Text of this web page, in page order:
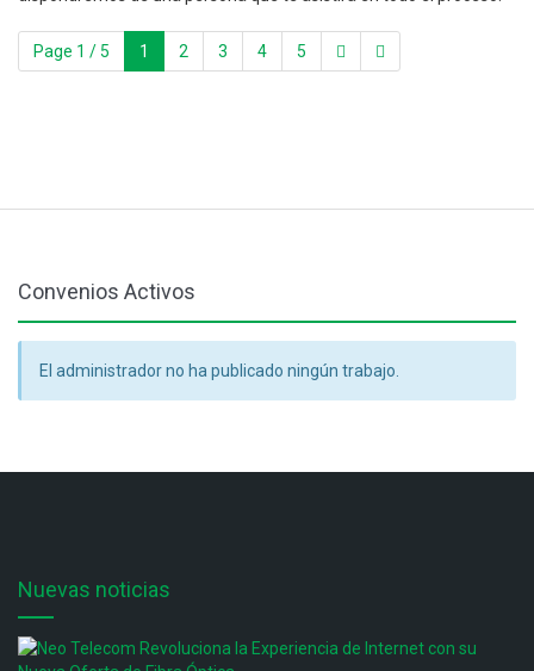
Page 1 / 5 1 2 3 4 5
Convenios Activos
El administrador no ha publicado ningún trabajo.
Nuevas noticias